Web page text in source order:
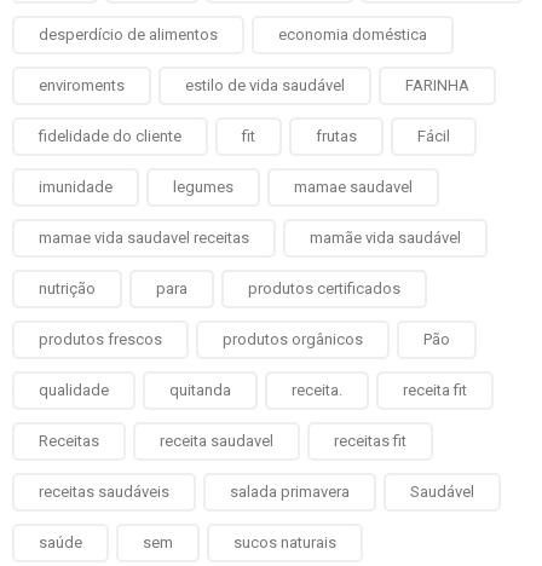
desperdício de alimentos economia doméstica
enviroments estilo de vida saudável FARINHA
fidelidade do cliente fit frutas Fácil
imunidade legumes mamae saudavel
mamae vida saudavel receitas mamãe vida saudável
nutrição para produtos certificados
produtos frescos produtos orgânicos Pão
qualidade quitanda receita. receita fit
Receitas receita saudavel receitas fit
receitas saudáveis salada primavera Saudável
saúde sem sucos naturais